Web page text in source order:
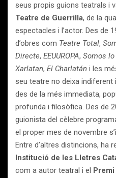
seus propis guions teatrals i
Teatre de Guerrilla, de la
espectacles i l’actor. Des de
d’obres com Teatre Total,
Directe, EEUUROPA, Somos
Xarlatan, El Charlatán i les
seu teatre no deixa
des de la més immediata,
profunda i filosòfica. Des de
guionista del cèlebre
el proper mes de novembre
Entre d’altres distincions, ha
Institució de les Lletres
com a autor teatral i el Premi